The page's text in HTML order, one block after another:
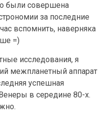
были совершена
за последние
вспомнить, наверняка
=)
исследования, я
межпланетный аппарат
успешная
в середине 80-х.